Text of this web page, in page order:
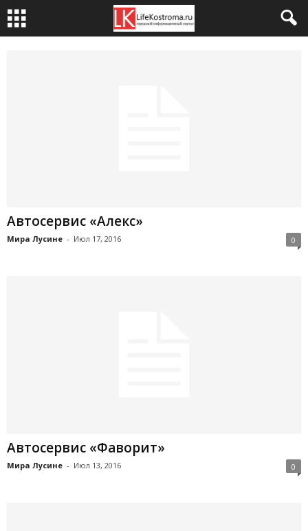
Автосервис «Алекс»
Мира Лусине - Июл 17, 2016 0
Автосервис «Фаворит»
Мира Лусине - Июл 13, 2016 0